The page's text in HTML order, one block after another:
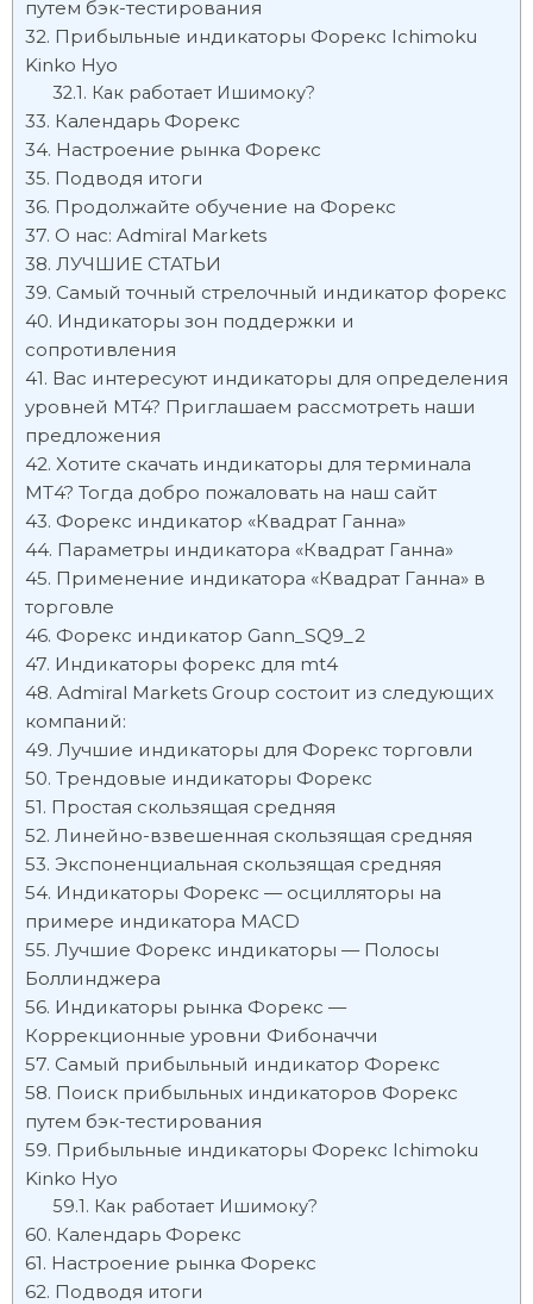
путем бэк-тестирования
Прибыльные индикаторы Форекс Ichimoku
Kinko Hyo
Как работает Ишимоку?
Календарь Форекс
Настроение рынка Форекс
Подводя итоги
Продолжайте обучение на Форекс
О нас: Admiral Markets
ЛУЧШИЕ СТАТЬИ
Самый точный стрелочный индикатор форекс
Индикаторы зон поддержки и
сопротивления
Вас интересуют индикаторы для определения
уровней MT4? Приглашаем рассмотреть наши
предложения
Хотите скачать индикаторы для терминала
МТ4? Тогда добро пожаловать на наш сайт
Форекс индикатор «Квадрат Ганна»
Параметры индикатора «Квадрат Ганна»
Применение индикатора «Квадрат Ганна» в
торговле
Форекс индикатор Gann_SQ9_2
Индикаторы форекс для mt4
Admiral Markets Group состоит из следующих
компаний:
Лучшие индикаторы для Форекс торговли
Трендовые индикаторы Форекс
Простая скользящая средняя
Линейно-взвешенная скользящая средняя
Экспоненциальная скользящая средняя
Индикаторы Форекс — осцилляторы на
примере индикатора MACD
Лучшие Форекс индикаторы — Полосы
Боллинджера
Индикаторы рынка Форекс —
Коррекционные уровни Фибоначчи
Самый прибыльный индикатор Форекс
Поиск прибыльных индикаторов Форекс
путем бэк-тестирования
Прибыльные индикаторы Форекс Ichimoku
Kinko Hyo
Как работает Ишимоку?
Календарь Форекс
Настроение рынка Форекс
Подводя итоги